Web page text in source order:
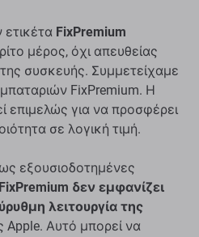
ετικέτα FixPremium
μέρος, όχι απευθείας
συσκευής. Συμμετείχαμε
FixPremium. Η
επιμελώς για να προσφέρει
σε λογική τιμή.
εξουσιοδοτημένες
δεν εμφανίζει
λειτουργία της
Apple. Αυτό μπορεί να